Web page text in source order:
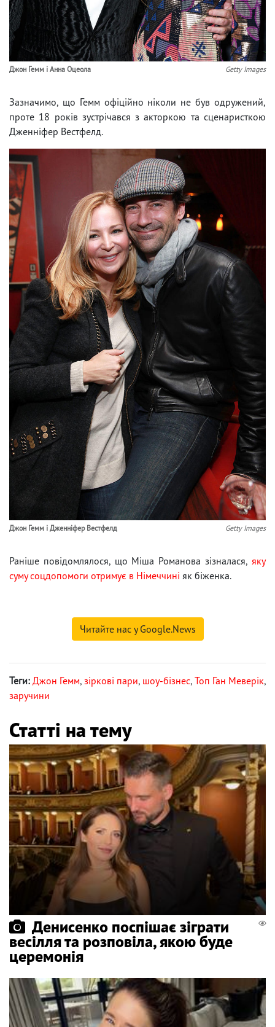
Джон Гемм і Анна Оцеола Getty Images
Зазначимо, що Гемм офіційно ніколи не був одружений,
проте 18 років зустрічався з акторкою та сценаристкою
Дженніфер Вестфелд.
Джон Гемм і Дженніфер Вестфелд Getty Images
Раніше повідомлялося, що Міша Романова зізналася, яку
суму соцдопомоги отримує в Німеччині як біженка.
Читайте нас у Google.News
Теги: Джон Гемм, зіркові пари, шоу-бізнес, Топ Ган Меверік,
заручини
Статті на тему
Денисенко поспішає зіграти
весілля та розповіла, якою буде
церемонія